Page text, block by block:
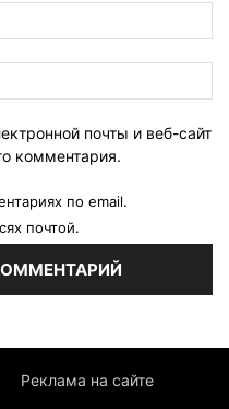
почты и веб-сайт
комментария.
по email.
почтой.
Реклама на сайте